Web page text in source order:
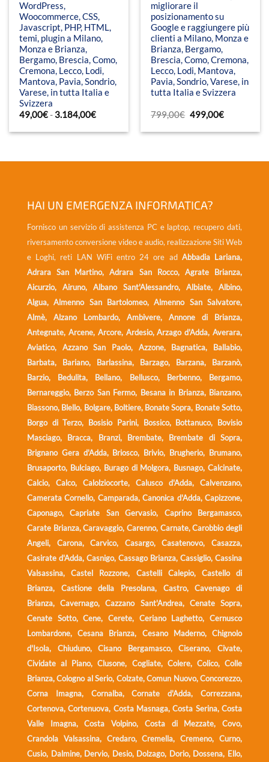
WordPress,
Woocommerce, CSS,
Javascript, PHP, HTML,
temi, plugin a Milano,
Monza e Brianza,
Bergamo, Brescia, Como,
Cremona, Lecco, Lodi,
Mantova, Pavia, Sondrio,
Varese, in tutta Italia e
Svizzera
49,00€- 3.184,00€Fascia
prezzo:
3.184,00€
migliorare il
posizionamento su
Google e raggiungere più
clienti a Milano, Monza e
Brianza, Bergamo,
Brescia, Como, Cremona,
Lecco, Lodi, Mantova,
Pavia, Sondrio, Varese, in
tutta Italia e Svizzera
799,00€ Il
prezzo
originale
499,00€Il
attuale
HAI UN EMERGENZA INFORMATICA?
Fornisco un servizio di assistenza PC e laptop, recupero dati,
riversamento conversione video e audio, realizzazione Siti Web
e Loghi, reti LAN WiFi entro 24 ore ad Abbadia Lariana,
Adrara San Martino, Adrara San Rocco, Agrate Brianza,
Aicurzio, Airuno, Albano Sant'Alessandro, Albiate, Albino,
Algua, Almenno San Bartolomeo, Almenno San Salvatore,
Almè, Alzano Lombardo, Ambivere, Annone di Brianza,
Antegnate, Arcene, Arcore, Ardesio, Arzago d'Adda, Averara,
Aviatico, Azzano San Paolo, Azzone, Bagnatica, Ballabio,
Barbata, Bariano, Barlassina, Barzago, Barzana, Barzanò,
Barzio, Bedulita, Bellano, Bellusco, Berbenno, Bergamo,
Bernareggio, Berzo San Fermo, Besana in Brianza, Bianzano,
Biassono, Blello, Bolgare, Boltiere, Bonate Sopra, Bonate Sotto,
Borgo di Terzo, Bosisio Parini, Bossico, Bottanuco, Bovisio
Masciago, Bracca, Branzi, Brembate, Brembate di Sopra,
Brignano Gera d'Adda, Briosco, Brivio, Brugherio, Brumano,
Brusaporto, Bulciago, Burago di Molgora, Busnago, Calcinate,
Calcio, Calco, Calolziocorte, Calusco d'Adda, Calvenzano,
Camerata Cornello, Camparada, Canonica d'Adda, Capizzone,
Caponago, Capriate San Gervasio, Caprino Bergamasco,
Carate Brianza, Caravaggio, Carenno, Carnate, Carobbio degli
Angeli, Carona, Carvico, Casargo, Casatenovo, Casazza,
Casirate d'Adda, Casnigo, Cassago Brianza, Cassiglio, Cassina
Valsassina, Castel Rozzone, Castelli Calepio, Castello di
Brianza, Castione della Presolana, Castro, Cavenago di
Brianza, Cavernago, Cazzano Sant'Andrea, Cenate Sopra,
Cenate Sotto, Cene, Cerete, Ceriano Laghetto, Cernusco
Lombardone, Cesana Brianza, Cesano Maderno, Chignolo
d'Isola, Chiuduno, Cisano Bergamasco, Ciserano, Civate,
Cividate al Piano, Clusone, Cogliate, Colere, Colico, Colle
Brianza, Cologno al Serio, Colzate, Comun Nuovo, Concorezzo,
Corna Imagna, Cornalba, Cornate d'Adda, Correzzana,
Cortenova, Cortenuova, Costa Masnaga, Costa Serina, Costa
Valle Imagna, Costa Volpino, Costa di Mezzate, Covo,
Crandola Valsassina, Credaro, Cremella, Cremeno, Curno,
Cusio, Dalmine, Dervio, Desio, Dolzago, Dorio, Dossena, Ello,